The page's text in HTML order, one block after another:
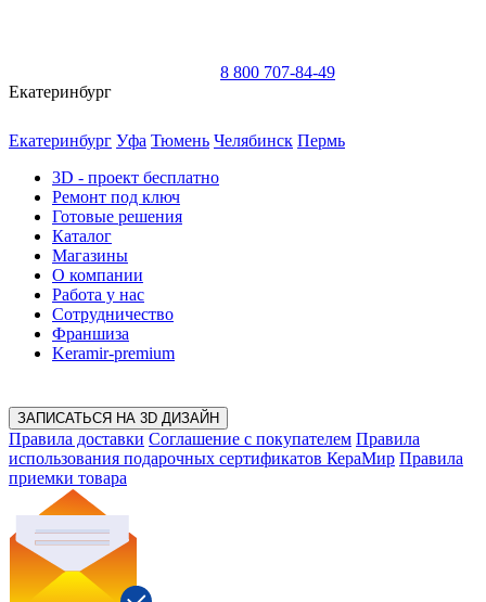
8 800 707-84-49
Екатеринбург
Екатеринбург Уфа Тюмень Челябинск Пермь
3D - проект бесплатно
Ремонт под ключ
Готовые решения
Каталог
Магазины
О компании
Работа у нас
Сотрудничество
Франшиза
Keramir-premium
ЗАПИСАТЬСЯ НА 3D ДИЗАЙН
Правила доставки Соглашение с покупателем Правила
использования подарочных сертификатов КераМир Правила
приемки товара